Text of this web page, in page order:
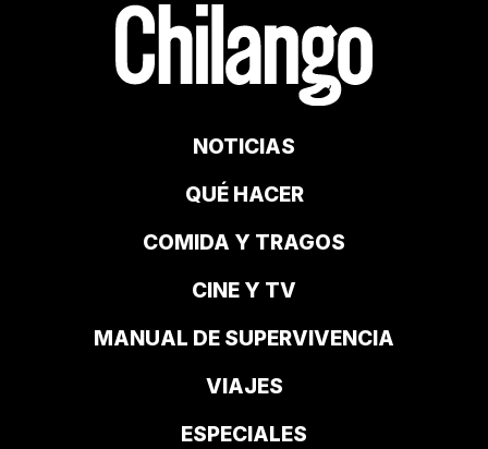
NOTICIAS
QUÉ HACER
COMIDA Y TRAGOS
CINE Y TV
MANUAL DE SUPERVIVENCIA
VIAJES
ESPECIALES